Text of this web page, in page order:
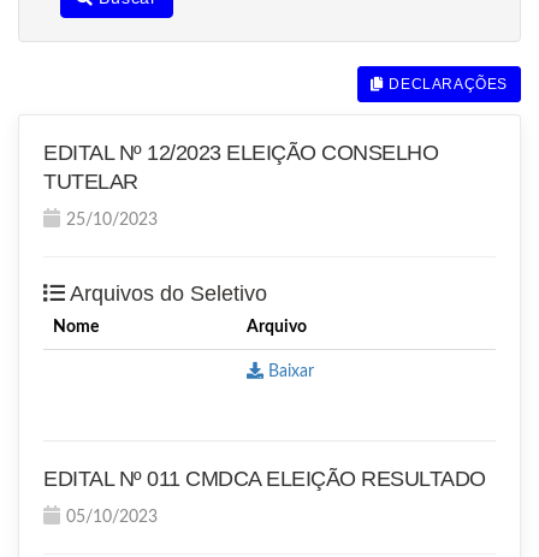
DECLARAÇÕES
EDITAL Nº 12/2023 ELEIÇÃO CONSELHO
TUTELAR
25/10/2023
Arquivos do Seletivo
Nome Arquivo
Baixar
EDITAL Nº 011 CMDCA ELEIÇÃO RESULTADO
05/10/2023